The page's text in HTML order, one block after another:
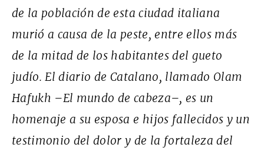
de la población de esta ciudad italiana
murió a causa de la peste, entre ellos más
de la mitad de los habitantes del gueto
judío. El diario de Catalano, llamado Olam
Hafukh –El mundo de cabeza–, es un
homenaje a su esposa e hijos fallecidos y un
testimonio del dolor y de la fortaleza del